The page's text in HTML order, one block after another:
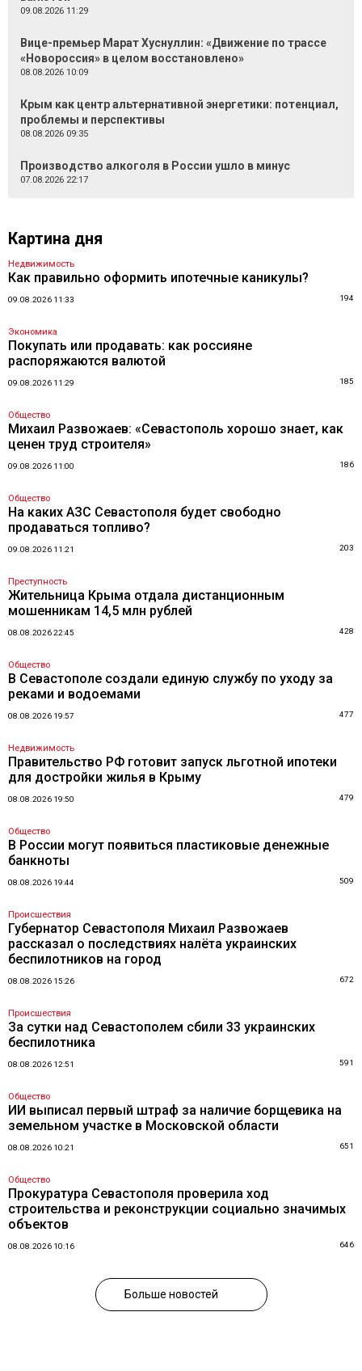
09.08.2026 11:29
Вице-премьер Марат Хуснуллин: «Движение по трассе
«Новороссия» в целом восстановлено»
08.08.2026 10:09
Крым как центр альтернативной энергетики: потенциал,
проблемы и перспективы
08.08.2026 09:35
Производство алкоголя в России ушло в минус
07.08.2026 22:17
Картина дня
Недвижимость
Как правильно оформить ипотечные каникулы?
09.08.2026 11:33 194
Экономика
Покупать или продавать: как россияне
распоряжаются валютой
09.08.2026 11:29 185
Общество
Михаил Развожаев: «Севастополь хорошо знает, как
ценен труд строителя»
09.08.2026 11:00 186
Общество
На каких АЗС Севастополя будет свободно
продаваться топливо?
09.08.2026 11:21 203
Преступность
Жительница Крыма отдала дистанционным
мошенникам 14,5 млн рублей
08.08.2026 22:45 428
Общество
В Севастополе создали единую службу по уходу за
реками и водоемами
08.08.2026 19:57 477
Недвижимость
Правительство РФ готовит запуск льготной ипотеки
для достройки жилья в Крыму
08.08.2026 19:50 479
Общество
В России могут появиться пластиковые денежные
банкноты
08.08.2026 19:44 509
Происшествия
Губернатор Севастополя Михаил Развожаев
рассказал о последствиях налёта украинских
беспилотников на город
08.08.2026 15:26 672
Происшествия
За сутки над Севастополем сбили 33 украинских
беспилотника
08.08.2026 12:51 591
Общество
ИИ выписал первый штраф за наличие борщевика на
земельном участке в Московской области
08.08.2026 10:21 651
Общество
Прокуратура Севастополя проверила ход
строительства и реконструкции социально значимых
объектов
08.08.2026 10:16 646
Больше новостей